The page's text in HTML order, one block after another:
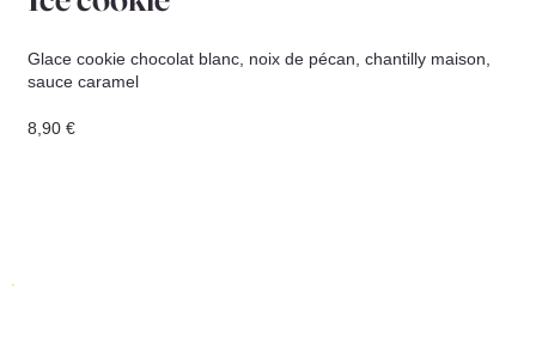
Glace cookie chocolat blanc, noix de pécan, chantilly maison,
sauce caramel
8,90 €